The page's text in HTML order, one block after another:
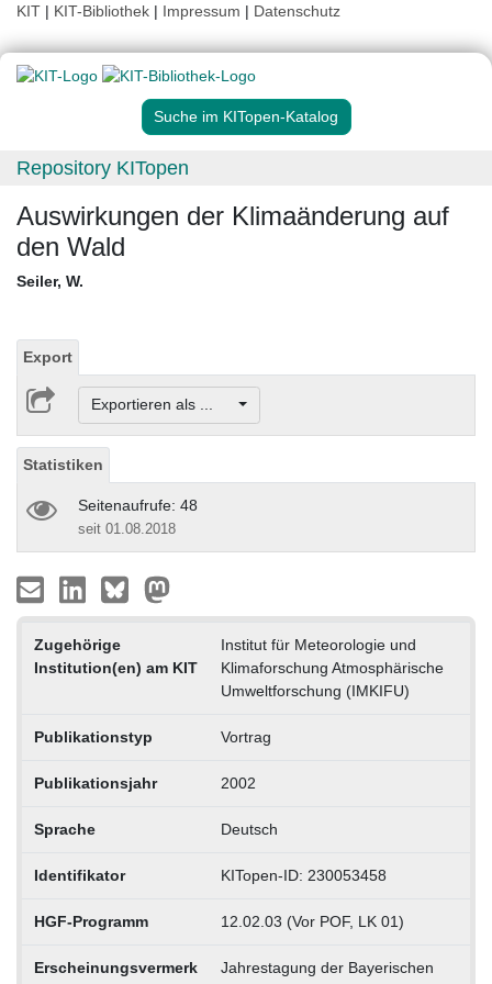
KIT | KIT-Bibliothek | Impressum | Datenschutz
Suche im KITopen-Katalog
Repository KITopen
Auswirkungen der Klimaänderung auf
den Wald
Seiler, W.
Export
Exportieren als ...
Statistiken
Seitenaufrufe: 48
seit 01.08.2018
Zugehörige
Institution(en) am KIT
Institut für Meteorologie und
Klimaforschung Atmosphärische
Umweltforschung (IMKIFU)
Publikationstyp Vortrag
Publikationsjahr 2002
Sprache Deutsch
Identifikator KITopen-ID: 230053458
HGF-Programm 12.02.03 (Vor POF, LK 01)
Erscheinungsvermerk
Jahrestagung der Bayerischen